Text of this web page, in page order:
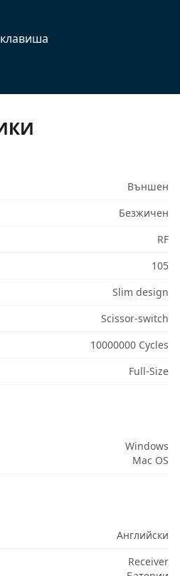
Външен
Безжичен
RF
105
Slim design
Scissor-switch
10000000 Cycles
Full-Size
Windows
Mac OS
Английски
Receiver